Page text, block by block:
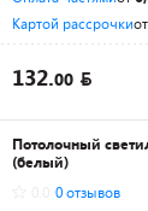
Картой рассрочкиот
132.00
Потолочный
(белый)
0 отзывов